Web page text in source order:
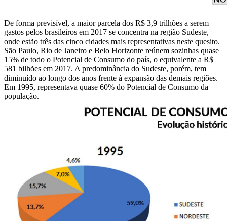
De forma previsível, a maior parcela dos R$ 3,9 trilhões a serem
gastos pelos brasileiros em 2017 se concentra na região Sudeste,
onde estão três das cinco cidades mais representativas neste quesito.
São Paulo, Rio de Janeiro e Belo Horizonte reúnem sozinhas quase
15% de todo o Potencial de Consumo do país, o equivalente a R$
581 bilhões em 2017. A predominância do Sudeste, porém, tem
diminuído ao longo dos anos frente à expansão das demais regiões.
Em 1995, representava quase 60% do Potencial de Consumo da
população.